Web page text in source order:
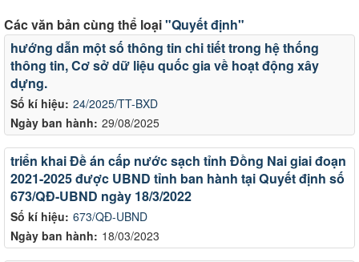
Các văn bản cùng thể loại"Quyết định"
Số kí hiệu: 24/2025/TT-BXD
Ngày ban hành: 29/08/2025
hướng dẫn một số thông tin chi tiết trong hệ thống
thông tin, Cơ sở dữ liệu quốc gia về hoạt động xây
dựng.
Số kí hiệu: 673/QĐ-UBND
Ngày ban hành: 18/03/2023
triển khai Đề án cấp nước sạch tỉnh Đồng Nai giai đoạn
2021-2025 được UBND tỉnh ban hành tại Quyết định số
673/QĐ-UBND ngày 18/3/2022